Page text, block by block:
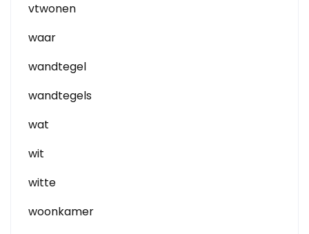
vtwonen
waar
wandtegel
wandtegels
wat
wit
witte
woonkamer